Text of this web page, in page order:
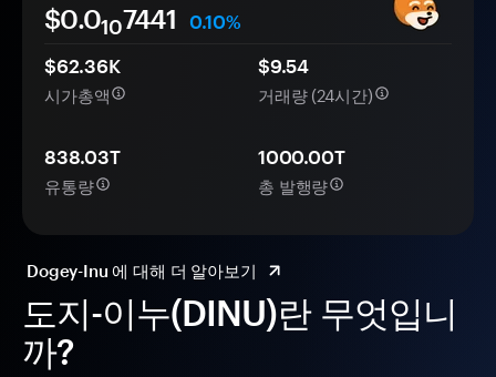
도지-이누(DINU)란 무엇입니
까?
$0.0107441
0.10%
$62.36K
시가총액
$9.54
거래량 (24시간)
838.03T
유통량
1000.00T
총 발행량
Dogey-Inu 에 대해 더 알아보기